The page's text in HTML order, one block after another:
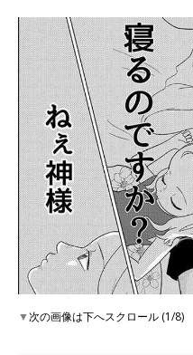
▼次の画像は下へスクロール (1/8)